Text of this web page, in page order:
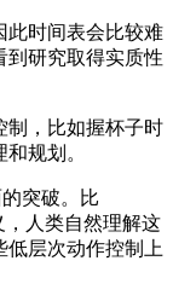
时间表会比较难
到研究取得实质性
，比如握杯子时
规划。
突破。比
，人类自然理解这
低层次动作控制上